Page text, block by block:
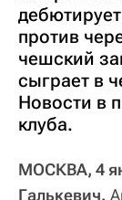
против
чешский
сыграет в
Новости в
клуба.
МОСКВА, 4
Галькевич.